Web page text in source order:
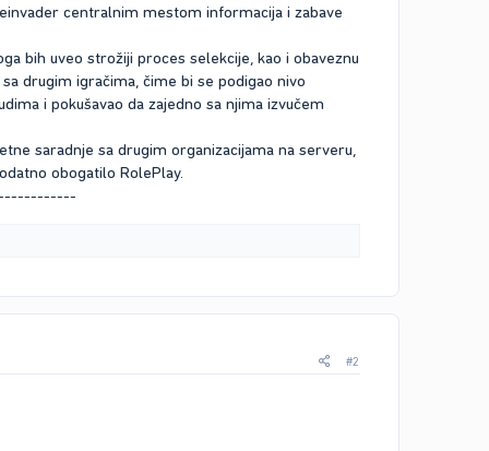
centralnim mestom informacija i zabave
bih uveo strožiji proces selekcije, kao i obaveznu
drugim igračima, čime bi se podigao nivo
i pokušavao da zajedno sa njima izvučem
saradnje sa drugim organizacijama na serveru,
obogatilo RolePlay.
#2